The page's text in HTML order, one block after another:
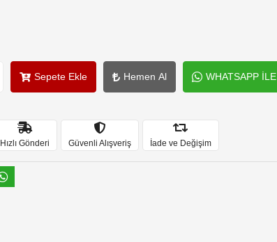
Sepete Ekle Hemen Al WHATSAPP İLE
Hızlı Gönderi Güvenli Alışveriş İade ve Değişim